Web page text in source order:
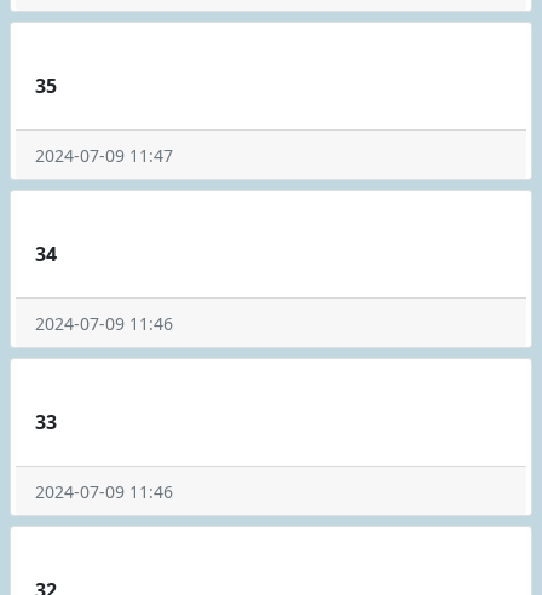
35
2024-07-09 11:47
34
2024-07-09 11:46
33
2024-07-09 11:46